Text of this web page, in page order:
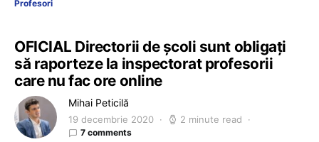
Profesori
OFICIAL Directorii de școli sunt obligați
să raporteze la inspectorat profesorii
care nu fac ore online
Mihai Peticilă
19 decembrie 2020 2 minute read
7 comments